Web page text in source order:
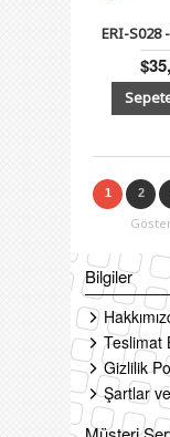
1 2
Bilgiler
Teslimat
Gizlilik
Şartlar